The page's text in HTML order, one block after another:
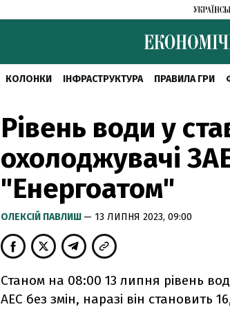
КОЛОНКИ ІНФРАСТРУКТУРА ПРАВИЛА ГРИ
Рівень води у
охолоджувачі
"Енергоатом"
ОЛЕКСІЙ ПАВЛИШ — 13 ЛИПНЯ 2023, 09:00
Станом на 08:00 13 липня рівень
АЕС без змін, наразі він становить